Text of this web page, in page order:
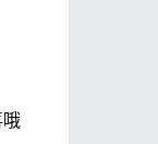
哦